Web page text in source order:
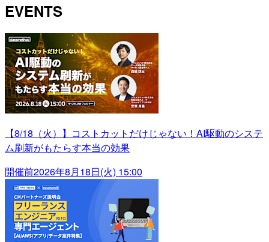
EVENTS
【8/18（火）】コストカットだけじゃない！AI駆動のシステ
ム刷新がもたらす本当の効果
開催前2026年8月18日(火) 15:00